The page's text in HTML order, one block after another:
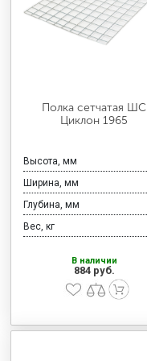
Полка сетчатая ШС
Циклон 1965
Высота, мм
Ширина, мм
Глубина, мм
Вес, кг
В наличии
884 руб.